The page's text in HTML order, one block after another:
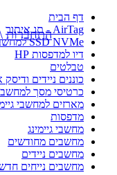
דף הבית
AirTag - תג איתור
SSD NVMe למחשבים נייחים וניידים
דיו למדפסות HP
טבלטים
כוננים ניידים ודיסק
כרטיסי מסך למחשבי
מארזים למחשבי
מדפסות
מחשבי גיימינג
מחשבים מחודשים
מחשבים ניידים
מחשבים נייחים
התחברות